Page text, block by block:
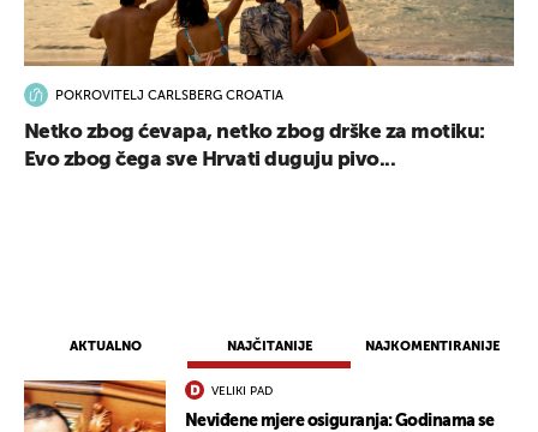
AKTUALNO NAJČITANIJE NAJKOMENTIRANIJE
VELIKI PAD
Neviđene mjere osiguranja: Godinama se
POKROVITELJ CARLSBERG CROATIA
Netko zbog ćevapa, netko zbog drške za motiku:
Evo zbog čega sve Hrvati duguju pivo...